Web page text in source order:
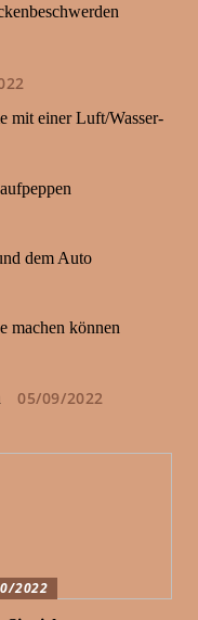
mit einer Luft/Wasser-
dem Auto
machen können
05/09/2022
2022